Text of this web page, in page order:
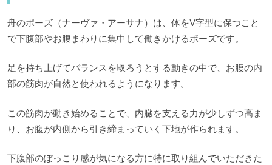
舟のポーズ（ナーヴァ・アーサナ）は、体をV字型に保つこと
で下腹部やお腹まわりに集中して働きかけるポーズです。
足を持ち上げてバランスを取ろうとする動きの中で、お腹の内
部の筋肉が自然と使われるようになります。
この筋肉が動き始めることで、内臓を支える力が少しずつ高ま
り、お腹が内側から引き締まっていく下地が作られます。
下腹部のぽっこり感が気になる方に特に取り組んでいただきた